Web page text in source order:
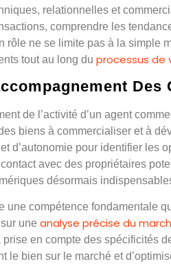
relationnelles et
comprendre les
rôle ne se limite pas à la simple
tout au long du processus de
Des
de l’activité d’un agent
biens à commercialiser et à
d’autonomie pour identifier les
avec des propriétaires
désormais
une compétence fondamentale
une analyse précise du
en compte des spécificités
le bien sur le marché et